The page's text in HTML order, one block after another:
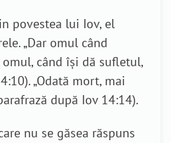
povestea lui Iov, el
„Dar omul când
când îşi dă sufletul,
„Odată mort, mai
după Iov 14:14).
nu se găsea răspuns